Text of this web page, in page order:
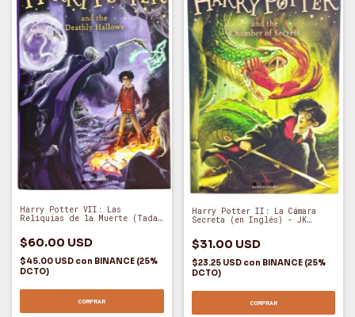
Harry Potter VII: Las
Reliquias de la Muerte (Tada
Rowling (O)
$60.00 USD
$45.00 USD con BINANCE (25%
DCTO)
COMPRAR
Harry Potter II: La Cámara
Secreta (en Inglés) - JK
$31.00 USD
$23.25 USD con BINANCE (25%
DCTO)
COMPRAR